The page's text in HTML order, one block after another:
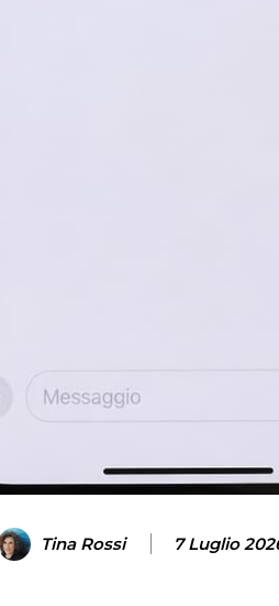
Tina Rossi 7 Luglio